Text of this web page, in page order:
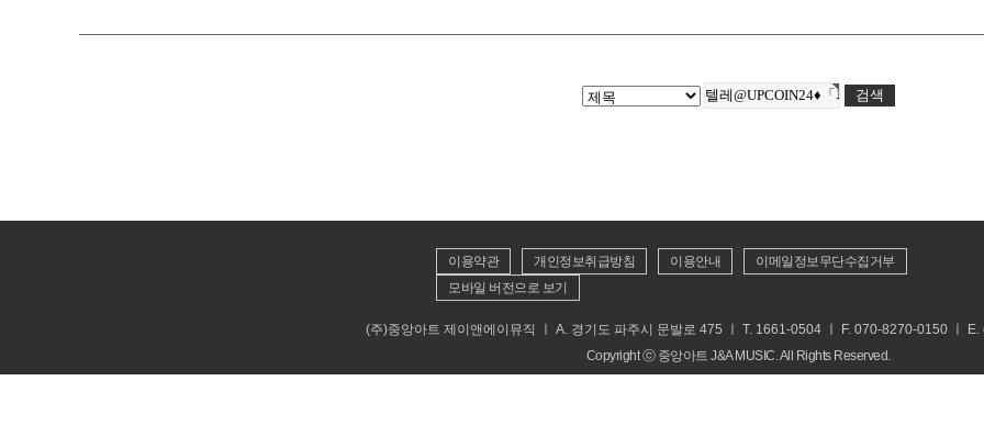
이용약관 개인정보취급방침 이용안내
이메일정보무단수집거부
모바일 버전으로 보기
(주)중앙아트 제이앤에이뮤직 ㅣ A. 경기도 파주시 문발로 475 ㅣ T. 1661-0504 ㅣ F. 070-8270-0150 ㅣ
Copyright ⓒ 중앙아트 J&A MUSIC. All Rights Reserved.